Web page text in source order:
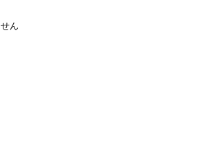
ん